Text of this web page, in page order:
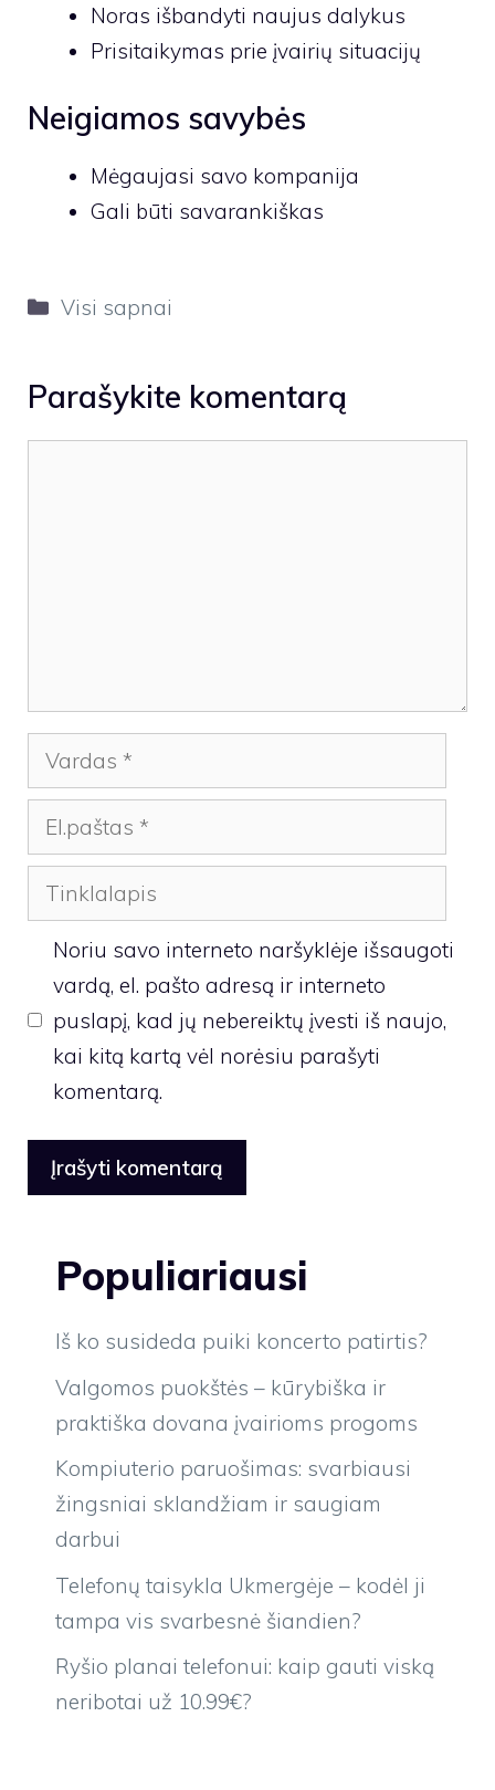
Noras išbandyti naujus dalykus
Prisitaikymas prie įvairių situacijų
Neigiamos savybės
Mėgaujasi savo kompanija
Gali būti savarankiškas
Kategorijos
Visi sapnai
Parašykite komentarą
Vardas
El.paštas
Tinklalapis
Noriu savo interneto naršyklėje išsaugoti
vardą, el. pašto adresą ir interneto
puslapį, kad jų nebereiktų įvesti iš naujo,
kai kitą kartą vėl norėsiu parašyti
komentarą.
Populiariausi
Iš ko susideda puiki koncerto patirtis?
Valgomos puokštės – kūrybiška ir
praktiška dovana įvairioms progoms
Kompiuterio paruošimas: svarbiausi
žingsniai sklandžiam ir saugiam
darbui
Telefonų taisykla Ukmergėje – kodėl ji
tampa vis svarbesnė šiandien?
Ryšio planai telefonui: kaip gauti viską
neribotai už 10.99€?